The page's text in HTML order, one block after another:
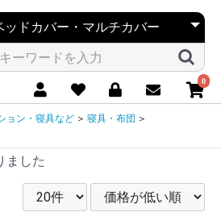
0
ョン・寝具など ＞ 寝具・布団 ＞
ました